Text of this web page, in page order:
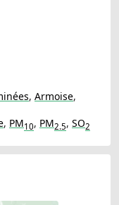
, Armoise,
, PM10, PM2.5, SO2